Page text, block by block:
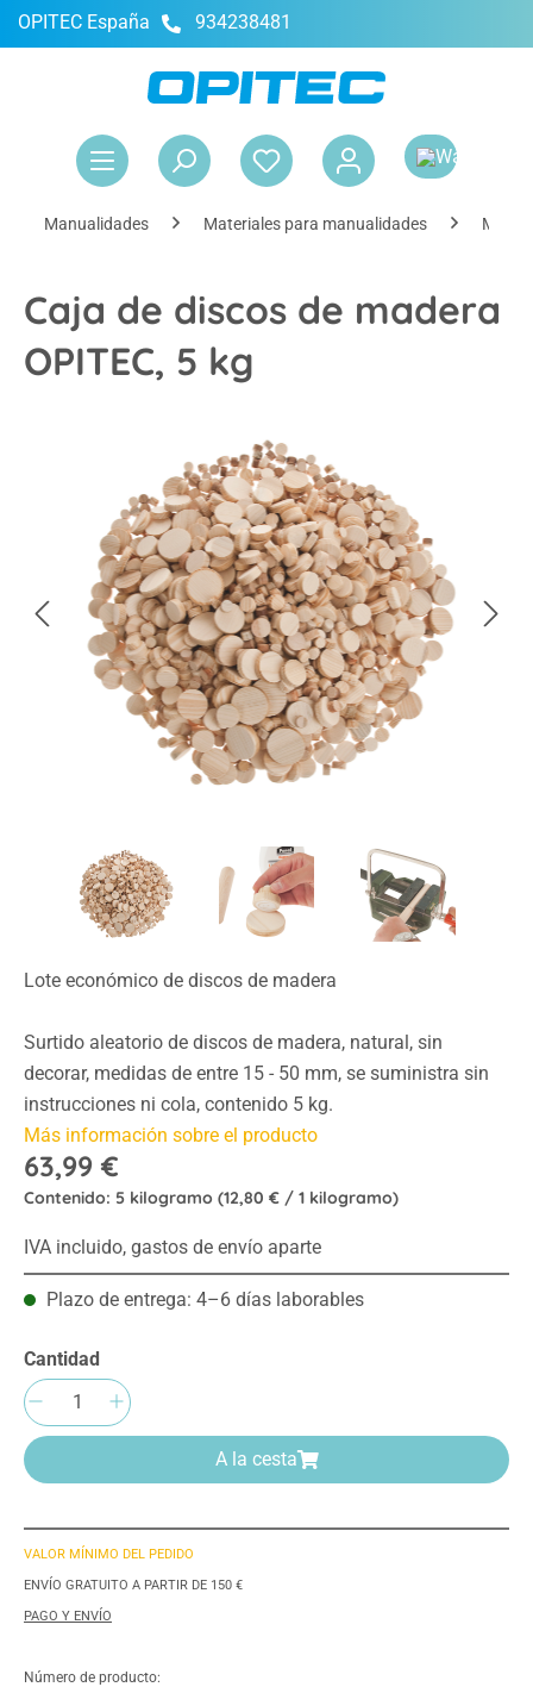
principal
OPITEC España 934238481
Manualidades Materiales para manualidades
Caja de discos de madera
OPITEC, 5 kg
Lote económico de discos de madera
Surtido aleatorio de discos de madera, natural, sin
decorar, medidas de entre 15 - 50 mm, se suministra sin
instrucciones ni cola, contenido 5 kg.
Más información sobre el producto
63,99 €
Contenido: 5 kilogramo (12,80 € / 1 kilogramo)
IVA incluido, gastos de envío aparte
Plazo de entrega: 4–6 días laborables
Cantidad
Cantidad del producto: introduce la
A la cesta
VALOR MÍNIMO DEL PEDIDO
ENVÍO GRATUITO A PARTIR DE 150 €
PAGO Y ENVÍO
Número de producto: